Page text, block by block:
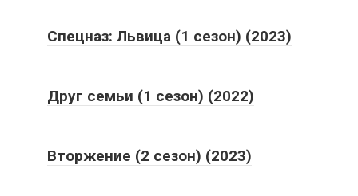
Спецназ: Львица (1 сезон) (2023)
Друг семьи (1 сезон) (2022)
Вторжение (2 сезон) (2023)